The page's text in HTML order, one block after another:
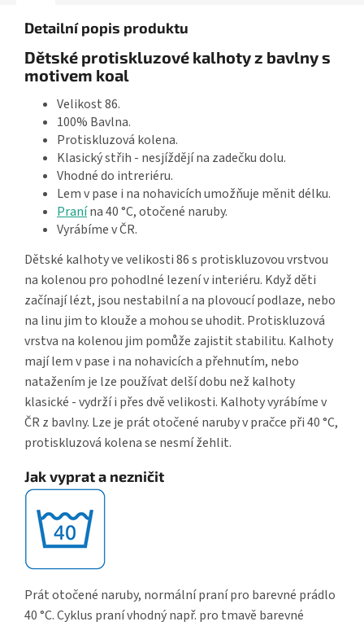
Detailní popis produktu
Dětské protiskluzové kalhoty z bavlny s
motivem koal
Velikost 86.
100% Bavlna.
Protiskluzová kolena.
Klasický střih - nesjíždějí na zadečku dolu.
Vhodné do intreriéru.
Lem v pase i na nohavicích umožňuje měnit délku.
Pranína 40 °C, otočené naruby.
Vyrábíme v ČR.
Dětské kalhoty ve velikosti 86 s protiskluzovou vrstvou
na kolenou pro pohodlné lezení v interiéru. Když děti
začínají lézt, jsou nestabilní a na plovoucí podlaze, nebo
na linu jim to klouže a mohou se uhodit. Protiskluzová
vrstva na kolenou jim pomůže zajistit stabilitu. Kalhoty
mají lem v pase i na nohavicích a přehnutím, nebo
natažením je lze používat delší dobu než kalhoty
klasické - vydrží i přes dvě velikosti. Kalhoty vyrábíme v
ČR z bavlny. Lze je prát otočené naruby v pračce při 40 °C,
protiskluzová kolena se nesmí žehlit.
Jak vyprat a nezničit
Prát otočené naruby, normální praní pro barevné prádlo
40 °C. Cyklus praní vhodný např. pro tmavě barevné